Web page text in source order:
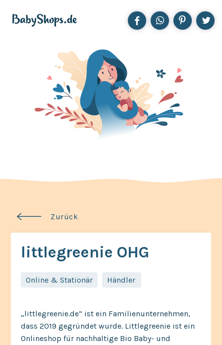
Zurück
littlegreenie OHG
Online & Stationär Händler,
„littlegreenie.de“ ist ein Familienunternehmen,
dass 2019 gegründet wurde. Littlegreenie ist ein
Onlineshop für nachhaltige Bio Baby- und